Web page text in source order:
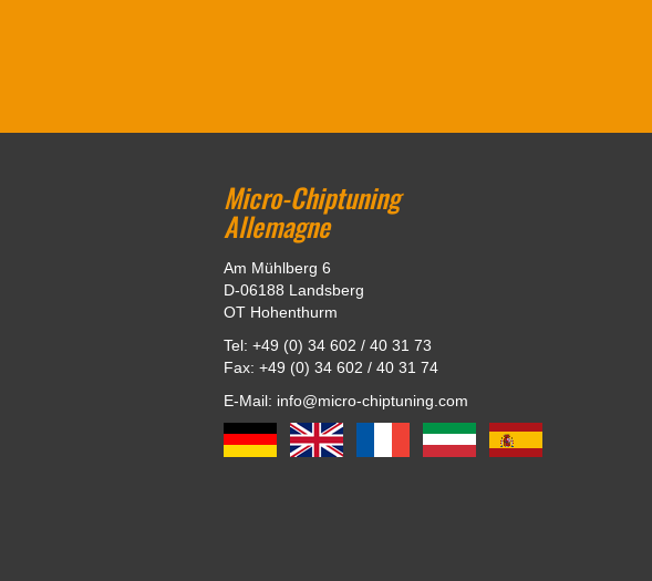
Micro-Chiptuning
Allemagne
Am Mühlberg 6
D-06188 Landsberg
OT Hohenthurm
Tel: +49 (0) 34 602 / 40 31 73
Fax: +49 (0) 34 602 / 40 31 74
E-Mail: info@micro-chiptuning.com